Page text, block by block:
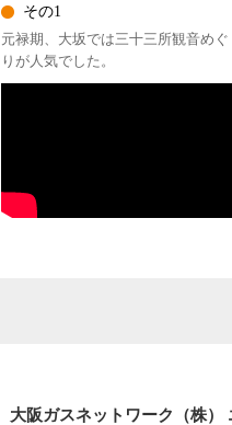
その1
元禄期、大坂では三十三所観音めぐ
りが人気でした。
大阪ガスネットワーク（株）